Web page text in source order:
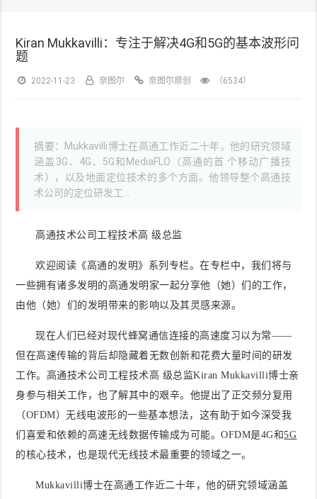
Kiran Mukkavilli：专注于解决4G和5G的基本波形问
题
2022-11-23 奈图尔 奈图尔原创 （6534）
摘要：Mukkavilli博士在高通工作近二十年，他的研究领域
涵盖3G、4G、5G和MediaFLO（高通的首 个移动广播技
术），以及地面定位技术的多个方面。他领导整个高通技
术公司的定位研发工...
高通技术公司工程技术高 级总监
欢迎阅读《高通的发明》系列专栏。在专栏中，我们将与
一些拥有诸多发明的高通发明家一起分享他（她）们的工作，
由他（她）们的发明带来的影响以及其灵感来源。
现在人们已经对现代蜂窝通信连接的高速度习以为常——
但在高速传输的背后却隐藏着无数创新和花费大量时间的研发
工作。高通技术公司工程技术高 级总监Kiran Mukkavilli博士亲
身参与相关工作，也了解其中的艰辛。他提出了正交频分复用
（OFDM）无线电波形的一些基本想法，这有助于如今深受我
们喜爱和依赖的高速无线数据传输成为可能。OFDM是4G和5G
的核心技术，也是现代无线技术最重要的领域之一。
Mukkavilli博士在高通工作近二十年，他的研究领域涵盖